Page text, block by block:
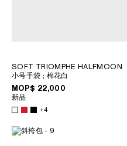
SOFT TRIOMPHE HALFMOON
小号手袋 ; 棉花白
MOP$ 22,000
新品
+4